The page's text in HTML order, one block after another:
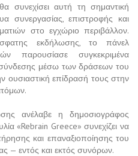
αυτή τη σημαντική
συνεργασίας, επιστροφής και
στο εγχώριο περιβάλλον.
εκδήλωσης, το πάνελ
παρουσίασε συγκεκριμένα
μέσω των δράσεων του
ουσιαστική επίδρασή τους στην
ανέλαβε η δημοσιογράφος
«Rebrain Greece» συνεχίζει να
και επαναξιοποίησης του
— εντός και εκτός συνόρων.